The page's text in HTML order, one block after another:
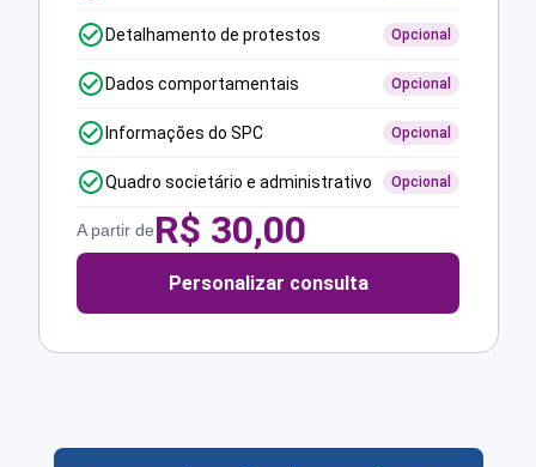
Detalhamento de protestos Opcional
Dados comportamentais Opcional
Informações do SPC Opcional
Quadro societário e administrativo Opcional
A partir deR$ 30,00
Personalizar consulta